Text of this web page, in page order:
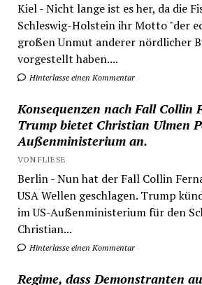
Kiel - Nicht lange ist es her, da die
Schleswig-Holstein ihr Motto "der
großen Unmut anderer nördlicher
vorgestellt haben....
Hinterlasse einen Kommentar
Konsequenzen nach Fall Collin
Trump bietet Christian Ulmen
Außenministerium an.
VON FLIESE
Berlin - Nun hat der Fall Collin
USA Wellen geschlagen. Trump
im US-Außenministerium für den
Christian...
Hinterlasse einen Kommentar
Regime, dass Demonstranten